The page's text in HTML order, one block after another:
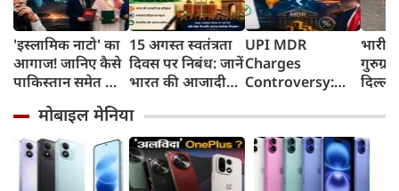
'इस्लामिक नाटो' का
आगाज! जानिए कैसे
पाकिस्तान समेत तीन
बढ़ाई भारत की टेंशन
15 अगस्त स्वतंत्रता
दिवस पर निबंध: जानें
भारत की आजादी
महत्व
UPI MDR
Charges
Controversy:
'ट्रंप कनेक्शन' की
क्यों हो रही चर्चा?
भारी
मोबाइल मेनिया